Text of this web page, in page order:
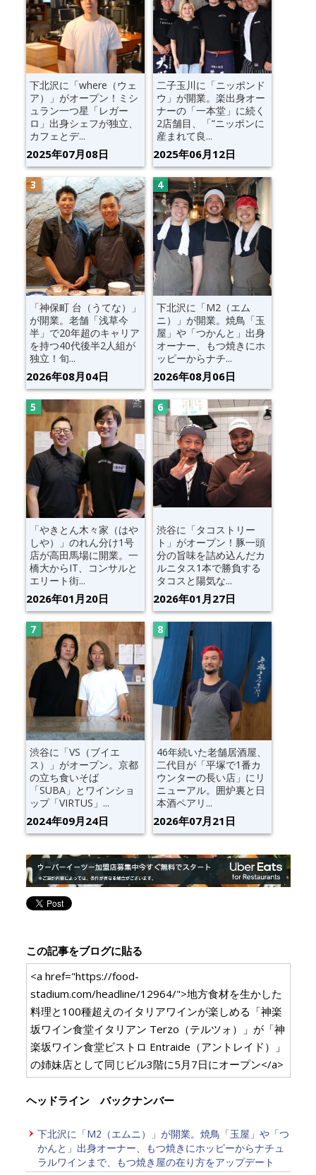
下北沢に「where（ウェ
ア）」がオープン！ミシ
ュラン一つ星「レガー
ロ」出身シェフが独立、
カフェとデ...
2025年07月08日
二子玉川に「ニッポンド
ウ」が開業。楽出身オー
ナーの「一本堂」に続く
2店舗目、「“ニッポンに
産まれて良...
2025年06月12日
「神保町 台（うてな）」
が開業。老舗「浅草今
半」で20年超のキャリア
を持つ40代後半2人組が
独立！旬...
2026年08月04日
下北沢に「M2（エム
ニ）」が開業。焼鳥「玉
屋」や「つかんと」出身
オーナー、もつ焼きにホ
ッピーからナチ...
2026年08月06日
「やきとん木々家（はや
しや）」のれん分け1号
店が高田馬場に開業。一
橋大からIT、コンサルと
エリート街...
2026年01月20日
渋谷に「タコストリー
ト」がオープン！豚一頭
分の旨味を詰め込んだカ
ルニタス1本で勝負する
タコスと陽気な...
2026年01月27日
渋谷に「VS（ブイエ
ス）」がオープン。京都
の立ち食いそば
「SUBA」とワインショ
ップ「VIRTUS」...
2024年09月24日
46年続いた老舗居酒屋、
二代目が「平塚で1番カ
ウンターの長い店」にリ
ニューアル。囲炉裏と日
本酒ペアリ...
2026年07月21日
この記事をブログに貼る
<a href="https://food-
stadium.com/headline/12964/">地方食材を生かした
料理と100種超えのイタリアワインが楽しめる「神楽
坂ワイン食堂イタリアン Terzo（テルツォ）」が「神
楽坂ワイン食堂ビストロ Entraide（アントレイド）」
の姉妹店として同じビル3階に5月7日にオープン</a>
ヘッドライン バックナンバー
下北沢に「M2（エムニ）」が開業。焼鳥「玉屋」や「つ
かんと」出身オーナー、もつ焼きにホッピーからナチュ
ラルワインまで、もつ焼き屋の在り方をアップデート